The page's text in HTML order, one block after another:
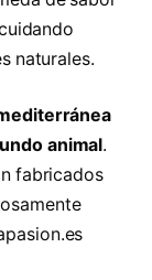
naturales.
animal.
fabricados